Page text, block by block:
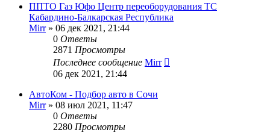
ППТО Газ Юфо Центр переоборудования ТС
Кабардино-Балкарская Республика
Mirr» 06 дек 2021, 21:44
0 Ответы
2871 Просмотры
Последнее сообщение Mirr
06 дек 2021, 21:44
АвтоКом - Подбор авто в Сочи
Mirr» 08 июл 2021, 11:47
0 Ответы
2280 Просмотры